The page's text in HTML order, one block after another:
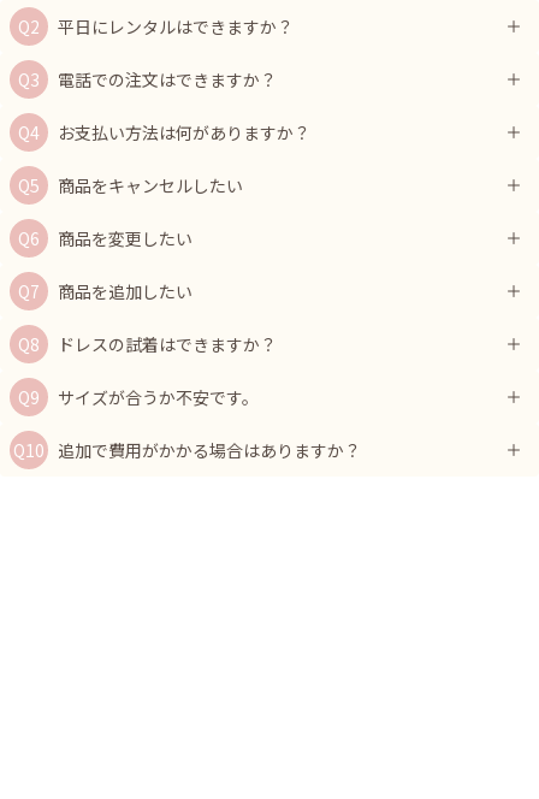
平日にレンタルはできますか？
電話での注文はできますか？
お支払い方法は何がありますか？
商品をキャンセルしたい
商品を変更したい
商品を追加したい
ドレスの試着はできますか？
サイズが合うか不安です。
追加で費用がかかる場合はありますか？